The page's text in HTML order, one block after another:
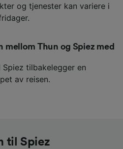
og tjenester kan variere i
mellom Thun og Spiez med
tilbakelegger en
av reisen.
til Spiez